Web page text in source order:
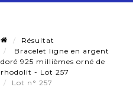
Résultat
Bracelet ligne en argent
doré 925 millièmes orné de
rhodolit - Lot 257
Lot n° 257